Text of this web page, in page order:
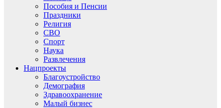
Пособия и Пенсии
Праздники
Религия
СВО
Спорт
Наука
Развлечения
Нацпроекты
Благоустройство
Демография
Здравоохранение
Малый бизнес